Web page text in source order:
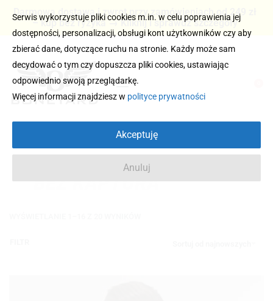
Darmowa dostawa i zwrot przy zamówieniach od 249 zł
– kup bez ryzyka → Kliknij i sprawdź szczegóły
BEZ KAPTURA
Serwis wykorzystuje pliki cookies m.in. w celu poprawienia jej
dostępności, personalizacji, obsługi kont użytkowników czy aby
zbierać dane, dotyczące ruchu na stronie. Każdy może sam
decydować o tym czy dopuszcza pliki cookies, ustawiając
odpowiednio swoją przeglądarkę.
Więcej informacji znajdziesz w polityce prywatności
Akceptuję
Anuluj